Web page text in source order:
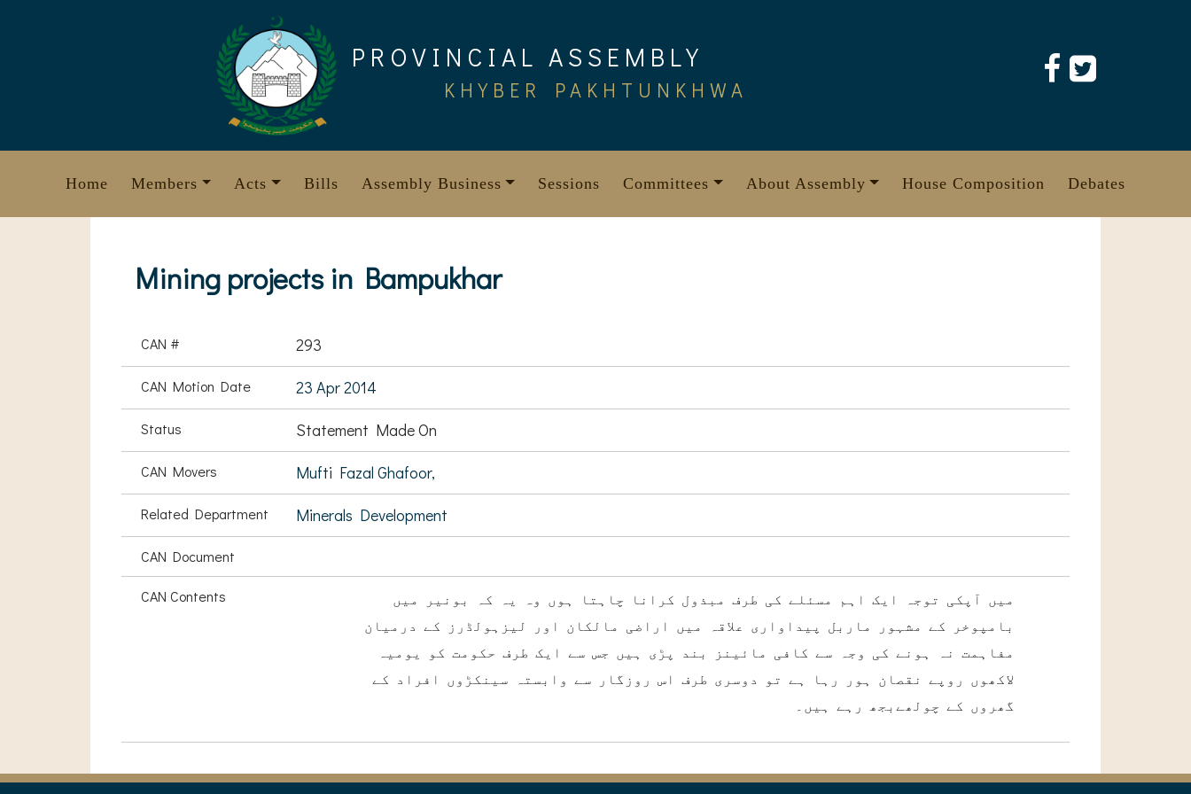
PROVINCIAL ASSEMBLY
KHYBER PAKHTUNKHWA
Home Members Acts Bills Assembly Business Sessions Committees About Assembly House Composition Debates
Mining projects in Bampukhar
CAN # 293
CAN Motion Date 23 Apr 2014
Status Statement Made On
CAN Movers Mufti Fazal Ghafoor,
Related Department Minerals Development
CAN Document
CAN Contents
میں آپکی توجہ ایک اہم مسئلے کی طرف مبذول کرانا چاہتا ہوں وہ یہ کہ بونیر میں
بامپوخر کے مشہور ماربل پیداواری علاقہ میں اراضی مالکان اور لیزہولڈرز کے درمیان
مفاہمت نہ ہونے کی وجہ سے کافی مائینز بند پڑی ہیں جس سے ایک طرف حکومت کو یومیہ
لاکھوں روپے نقصان ہور رہا ہے تو دوسری طرف اس روزگار سے وابستہ سینکڑوں افراد کے
گھروں کے چولھےبجھ رہے ہیں۔